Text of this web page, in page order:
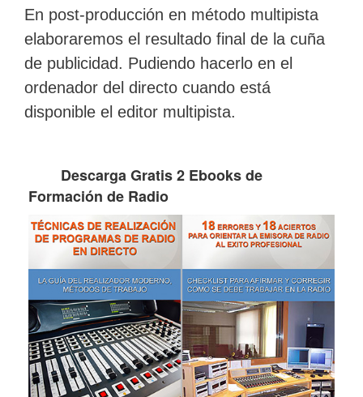
En post-producción en método multipista
elaboraremos el resultado final de la cuña
de publicidad. Pudiendo hacerlo en el
ordenador del directo cuando está
disponible el editor multipista.